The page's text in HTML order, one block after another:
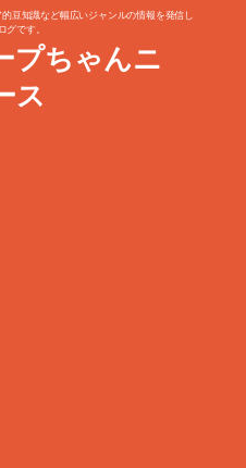
豆知識など幅広いジャンルの情報を発信し
グです。
プちゃんニ
ス